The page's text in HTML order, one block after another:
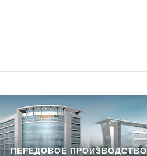
ПЕРЕДОВОЕ ПРОИЗВОДСТВО